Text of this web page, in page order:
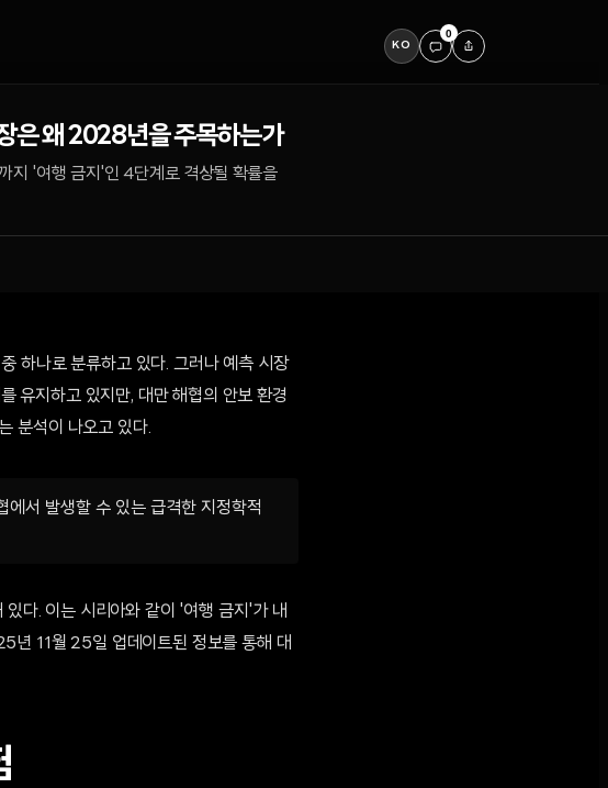
KO
0
은 왜 2028년을 주목하는가
지 '여행 금지'인 4단계로 격상될 확률을
하나로 분류하고 있다. 그러나 예측 시장
유지하고 있지만, 대만 해협의 안보 환경
분석이 나오고 있다.
서 발생할 수 있는 급격한 지정학적
다. 이는 시리아와 같이 '여행 금지'가 내
년 11월 25일 업데이트된 정보를 통해 대